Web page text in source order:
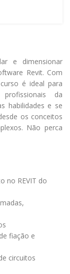
e dimensionar
Revit. Com
é ideal para
da
habilidades e se
os conceitos
Não perca
no REVIT do
fiação e
circuitos